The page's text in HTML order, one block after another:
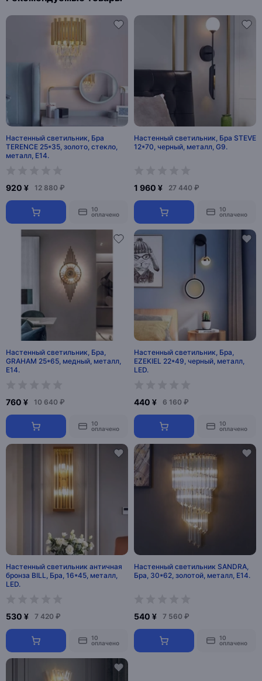
Настенный светильник, Бра
TERENCE 25*35, золото, стекло,
металл, Е14.
920 ¥ 12 880 ₽
10
оплачено
Настенный светильник, Бра STEVE
12*70, черный, металл, G9.
1 960 ¥ 27 440 ₽
10
оплачено
Настенный светильник, Бра,
GRAHAM 25*65, медный, металл,
Е14.
760 ¥ 10 640 ₽
10
оплачено
Настенный светильник, Бра,
EZEKIEL 22*49, черный, металл,
LED.
440 ¥ 6 160 ₽
10
оплачено
Настенный светильник античная
бронза BILL, Бра, 16*45, металл,
LED.
530 ¥ 7 420 ₽
10
оплачено
Настенный светильник SANDRA,
Бра, 30*62, золотой, металл, E14.
540 ¥ 7 560 ₽
10
оплачено